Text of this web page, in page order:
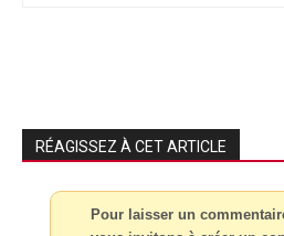
RÉAGISSEZ À CET ARTICLE
Pour laisser un